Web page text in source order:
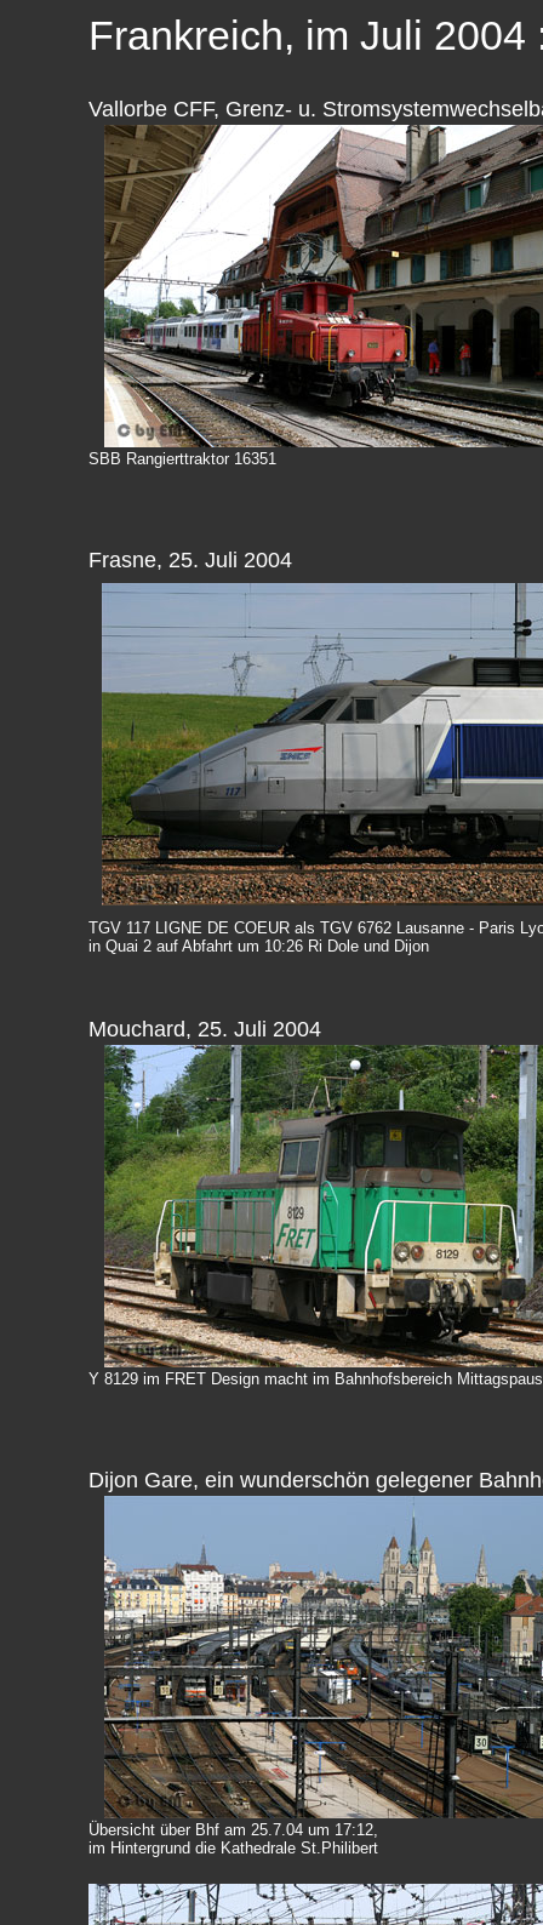
Frankreich, im Juli 2004
Vallorbe CFF, Grenz- u.
SBB Rangierttraktor 16351
Frasne, 25. Juli 2004
TGV 117 LIGNE DE COEUR als TGV 6762 Lausanne - Paris
in Quai 2 auf Abfahrt um 10:26 Ri Dole und Dijon
Mouchard, 25. Juli 2004
Y 8129 im FRET Design macht im Bahnhofsbereich
Dijon Gare, ein wunderschön gelegener
Übersicht über Bhf am 25.7.04 um 17:12,
im Hintergrund die Kathedrale St.Philibert